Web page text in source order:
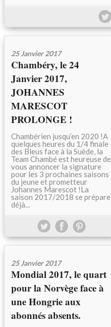
25 Janvier 2017
Chambéry, le 24
Janvier 2017,
JOHANNES
MARESCOT
PROLONGE !
Chambérien jusqu’en 2020 !A
quelques heures du 1/4 finale
des Bleus face à la Suède, la
Team Chambé est heureuse de
vous annoncer la signature
pour les 3 prochaines saisons
du jeune et prometteur
Johannes Marescot !La
saison 2017/2018 se prépare
déjà...
25 Janvier 2017
Mondial 2017, le quart
pour la Norvège face à
une Hongrie aux
abonnés absents.